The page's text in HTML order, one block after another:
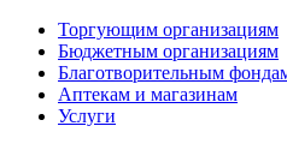
Торгующим организациям
Бюджетным организациям
Благотворительным
Аптекам и магазинам
Услуги